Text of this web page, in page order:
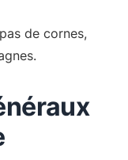
de cornes,